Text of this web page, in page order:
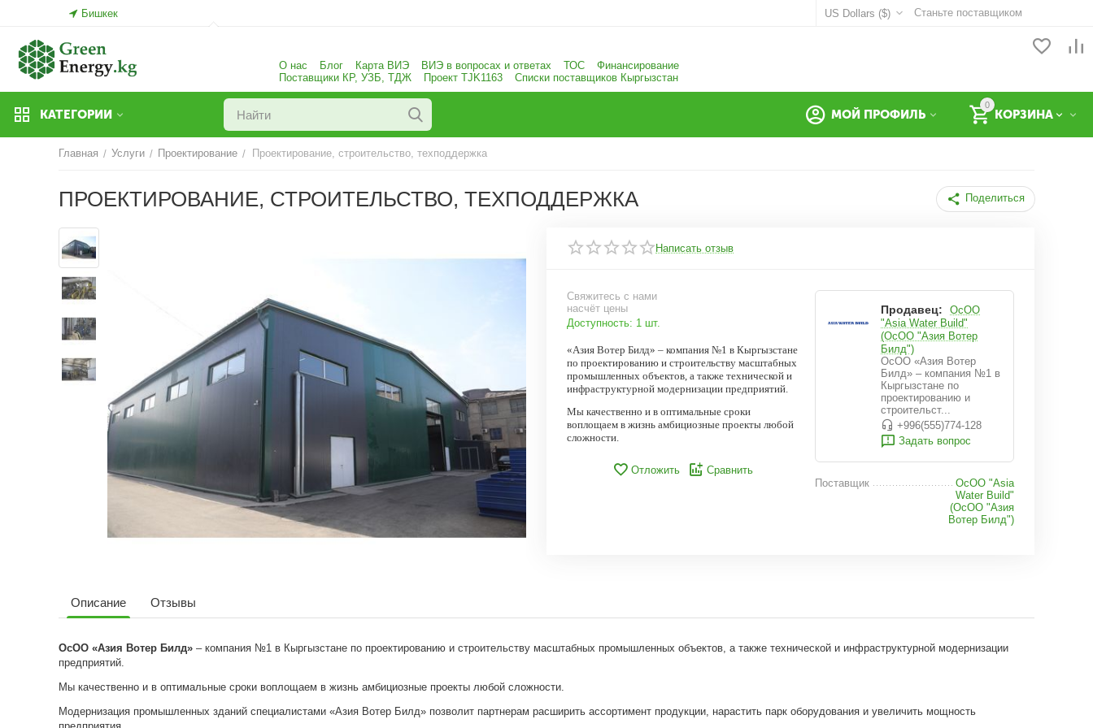
Бишкек Станьте поставщиком
US Dollars ($)
О нас Блог Карта ВИЭ ВИЭ в вопросах и ответах ТОС
Финансирование
Поставщики КР, УЗБ, ТДЖ
Проект TJK1163 Списки поставщиков Кыргызстан
КАТЕГОРИИ
0
КОРЗИНА
МОЙ ПРОФИЛЬ
Главная / Услуги / Проектирование / Проектирование, строительство, техподдержка
ПРОЕКТИРОВАНИЕ, СТРОИТЕЛЬСТВО, ТЕХПОДДЕРЖКА Поделиться
Написать отзыв
Свяжитесь с нами
насчёт цены
Доступность: 1 шт.
«Азия Вотер Билд» – компания №1 в Кыргызстане
по проектированию и строительству масштабных
промышленных объектов, а также технической и
инфраструктурной модернизации предприятий.
Мы качественно и в оптимальные сроки
воплощаем в жизнь амбициозные проекты любой
сложности.
Отложить Сравнить
Продавец:
ОсОО
"Asia Water Build"
(ОсОО "Азия Вотер
Билд")
ОсОО «Азия Вотер
Билд» – компания №1 в
Кыргызстане по
проектированию и
строительст...
+996(555)774-128
Задать вопрос
Поставщик
ОсОО "Asia
Water Build"
(ОсОО "Азия
Вотер Билд")
Описание Отзывы
ОсОО «Азия Вотер Билд» – компания №1 в Кыргызстане по проектированию и строительству масштабных промышленных объектов, а также технической и инфраструктурной модернизации
предприятий.
Мы качественно и в оптимальные сроки воплощаем в жизнь амбициозные проекты любой сложности.
Модернизация промышленных зданий специалистами «Азия Вотер Билд» позволит партнерам расширить ассортимент продукции, нарастить парк оборудования и увеличить мощность